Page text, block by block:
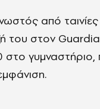
από
του στον
στο